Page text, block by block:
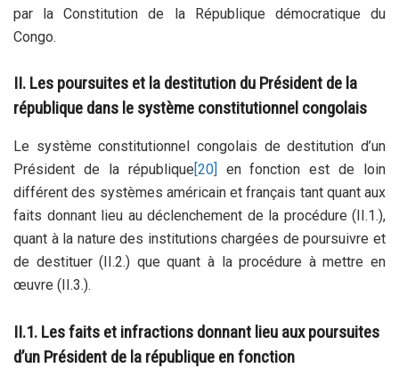
par la Constitution de la République démocratique du
Congo.
II. Les poursuites et la destitution du Président de la
république dans le système constitutionnel congolais
Le système constitutionnel congolais de destitution d’un
Président de la république[20] en fonction est de loin
différent des systèmes américain et français tant quant aux
faits donnant lieu au déclenchement de la procédure (II.1.),
quant à la nature des institutions chargées de poursuivre et
de destituer (II.2.) que quant à la procédure à mettre en
œuvre (II.3.).
II.1. Les faits et infractions donnant lieu aux poursuites
d’un Président de la république en fonction